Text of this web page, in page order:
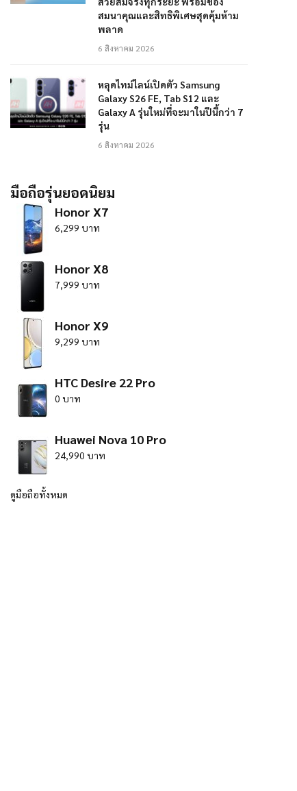
สมนาคุณและสิทธิพิเศษสุดคุ้มห้าม
พลาด
6 สิงหาคม 2026
หลุดไทม์ไลน์เปิดตัว Samsung
Galaxy S26 FE, Tab S12 และ
Galaxy A รุ่นใหม่ที่จะมาในปีนี้กว่า 7
รุ่น
6 สิงหาคม 2026
มือถือรุ่นยอดนิยม
Honor X7
6,299 บาท
Honor X8
7,999 บาท
Honor X9
9,299 บาท
HTC Desire 22 Pro
0 บาท
Huawei Nova 10 Pro
24,990 บาท
ดูมือถือทั้งหมด